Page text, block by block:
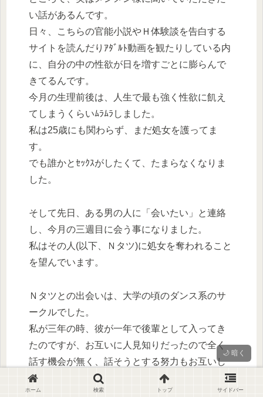
い話があるんです。
日々、こちらの官能小説やＨ体験談を告白する
サイトを読んだりｱﾀﾞﾙﾄ動画を観たりしている内
に、自分の中の性欲が日を増すごとに膨らんで
きてるんです。
今月の生理前後は、人生で最も強く性欲に飢え
てしまうくらいﾑﾗﾑﾗしました。
私は25歳にも関わらず、まだ処女を護ってま
す。
でも誰かとｾｯｸｽがしたくて、たまらなくなりま
した。
そして先日、ある男の人に「会いたい」と連絡
し、今月の三週目に会う事になりました。
私はその人(以下、Ｎタツ)に処女を奪われること
を望んでいます。
Ｎタツとの出会いは、大学の頃のダンス系のサ
ークルでした。
私が三年の時、彼が一年で後輩として入ってき
たのですが、お互いに人見知りだったので全く
話す機会が無く、話そうとする努力もお互いし
ませんでした。
当時はお互いに対する興味が全く無かったんで
ホーム 検索 トップ サイドバー
🌙 暗く